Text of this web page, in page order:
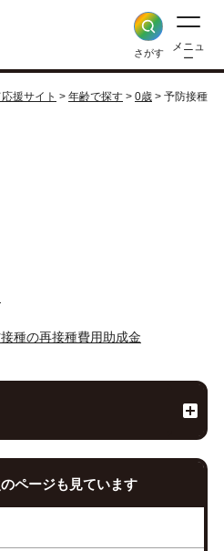
さがす
メニュ
ー
援サイト > 年齢で探す > 0歳 > 予防接種
種の再接種費用助成金
ページも見ています